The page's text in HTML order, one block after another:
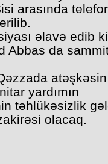
arasında
əlavə edib
Abbas da
atəşkəsin
yardımın
təhlükəsizlik
olacaq.